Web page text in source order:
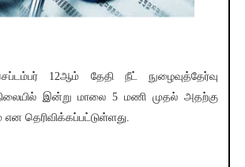
செப்டம்பர் 12ஆம் தேதி நீட் நுழைவுத்தேர்வு
இன்று மாலை 5 மணி முதல் அதற்கு
தெரிவிக்கப்பட்டுள்ளது.